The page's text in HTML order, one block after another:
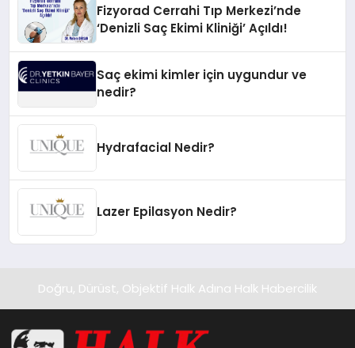
Fizyorad Cerrahi Tıp Merkezi’nde
‘Denizli Saç Ekimi Kliniği’ Açıldı!
Saç ekimi kimler için uygundur ve
nedir?
Hydrafacial Nedir?
Lazer Epilasyon Nedir?
Doğru, Dürüst, Objektif Halk Adına Halk Habercilik